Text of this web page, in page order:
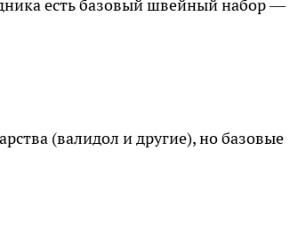
есть базовый швейный набор —
(валидол и другие), но базовые